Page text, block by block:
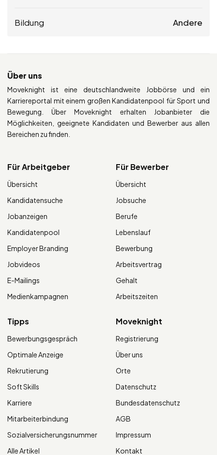
Bildung Andere
Über uns
Moveknight ist eine deutschlandweite Jobbörse und ein
Karriereportal mit einem großen Kandidatenpool für Sport und
Bewegung. Über Moveknight erhalten Jobanbieter die
Möglichkeiten, geeignete Kandidaten und Bewerber aus allen
Bereichen zu finden.
Für Arbeitgeber
Übersicht
Kandidatensuche
Jobanzeigen
Kandidatenpool
Employer Branding
Jobvideos
E-Mailings
Medienkampagnen
Für Bewerber
Übersicht
Jobsuche
Berufe
Lebenslauf
Bewerbung
Arbeitsvertrag
Gehalt
Arbeitszeiten
Tipps
Bewerbungsgespräch
Optimale Anzeige
Rekrutierung
Soft Skills
Karriere
Mitarbeiterbindung
Sozialversicherungsnummer
Alle Artikel
Moveknight
Registrierung
Über uns
Orte
Datenschutz
Bundesdatenschutz
AGB
Impressum
Kontakt